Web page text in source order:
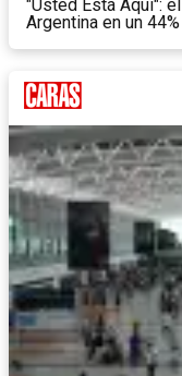
"Usted Está Aquí":
Argentina en un